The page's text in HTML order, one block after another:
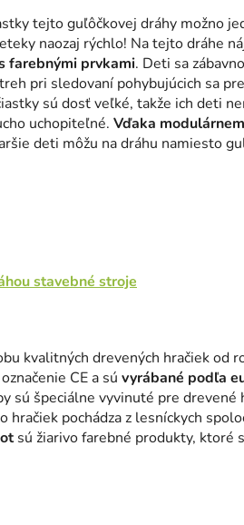
tejto guľôčkovej dráhy možno
naozaj rýchlo! Na tejto dráhe
farebnými prvkami. Deti sa
pri sledovaní pohybujúcich sa
sú dosť veľké, takže ich deti
uchopiteľné. Vďaka
deti môžu na dráhu namiesto
stavebné stroje
kvalitných drevených hračiek od
CE a sú vyrábané podľa
sú špeciálne vyvinuté pre drevené
pochádza z lesníckych
sú žiarivo farebné produkty, ktoré